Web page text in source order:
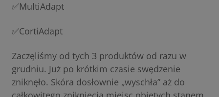
✅MultiAdapt
✅CortiAdapt
Zaczęliśmy od tych 3 produktów od razu w
grudniu. Już po krótkim czasie swędzenie
zniknęło. Skóra dosłownie „wyschła” aż do